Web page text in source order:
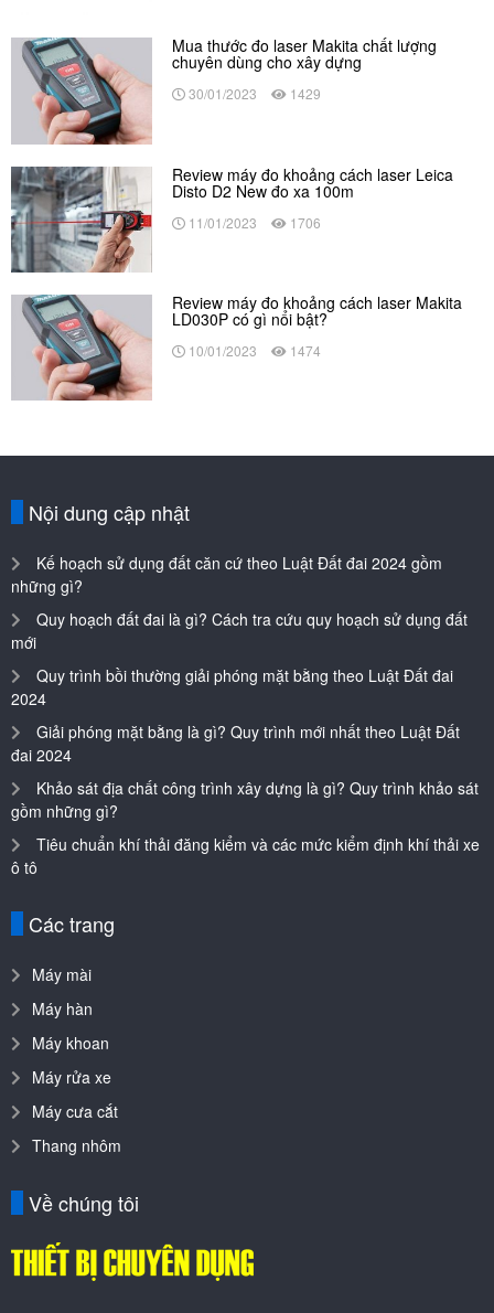
Mua thước đo laser Makita chất lượng
chuyên dùng cho xây dựng
30/01/2023 1429
Review máy đo khoảng cách laser Leica
Disto D2 New đo xa 100m
11/01/2023 1706
Review máy đo khoảng cách laser Makita
LD030P có gì nổi bật?
10/01/2023 1474
Nội dung cập nhật
Kế hoạch sử dụng đất căn cứ theo Luật Đất đai 2024 gồm
những gì?
Quy hoạch đất đai là gì? Cách tra cứu quy hoạch sử dụng đất
mới
Quy trình bồi thường giải phóng mặt bằng theo Luật Đất đai
2024
Giải phóng mặt bằng là gì? Quy trình mới nhất theo Luật Đất
đai 2024
Khảo sát địa chất công trình xây dựng là gì? Quy trình khảo sát
gồm những gì?
Tiêu chuẩn khí thải đăng kiểm và các mức kiểm định khí thải xe
ô tô
Các trang
Máy mài
Máy hàn
Máy khoan
Máy rửa xe
Máy cưa cắt
Thang nhôm
Về chúng tôi